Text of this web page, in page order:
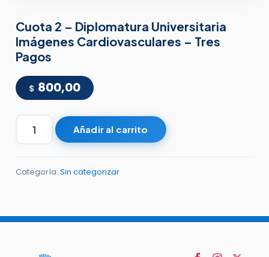
Cuota 2 – Diplomatura Universitaria
Imágenes Cardiovasculares – Tres
Pagos
$ 800,00
Añadir al carrito
Categoría: Sin categorizar